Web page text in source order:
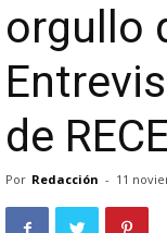
orgullo
de
Por Redacción - 11